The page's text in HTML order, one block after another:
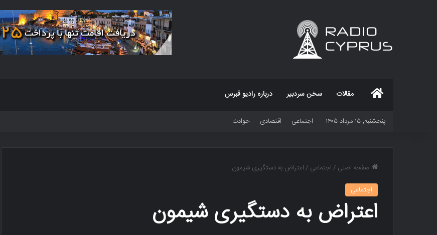
مقالات سخن سردبیر درباره رادیو قبرس
پنجشنبه, ۱۵ مرداد ۱۴۰۵ اجتماعی اقتصادی حوادث
صفحه اصلی /اجتماعی /اعتراض به دستگیری شیمون
اجتماعی
اعتراض به دستگیری شیمون